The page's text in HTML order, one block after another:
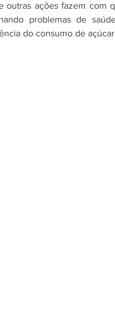
outras ações fazem com
problemas de
do consumo de